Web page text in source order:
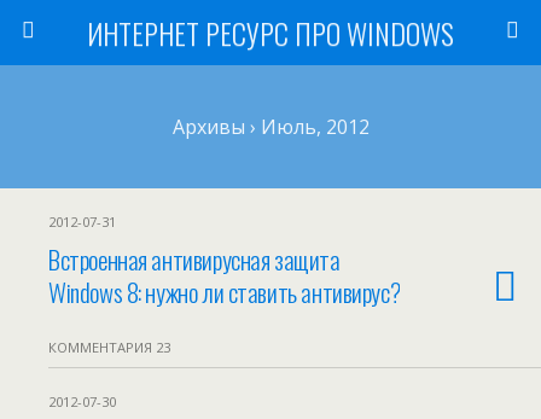
ИНТЕРНЕТ РЕСУРС ПРО WINDOWS
Архивы › Июль, 2012
2012-07-31
Встроенная антивирусная защита
Windows 8: нужно ли ставить антивирус?
КОММЕНТАРИЯ 23
2012-07-30